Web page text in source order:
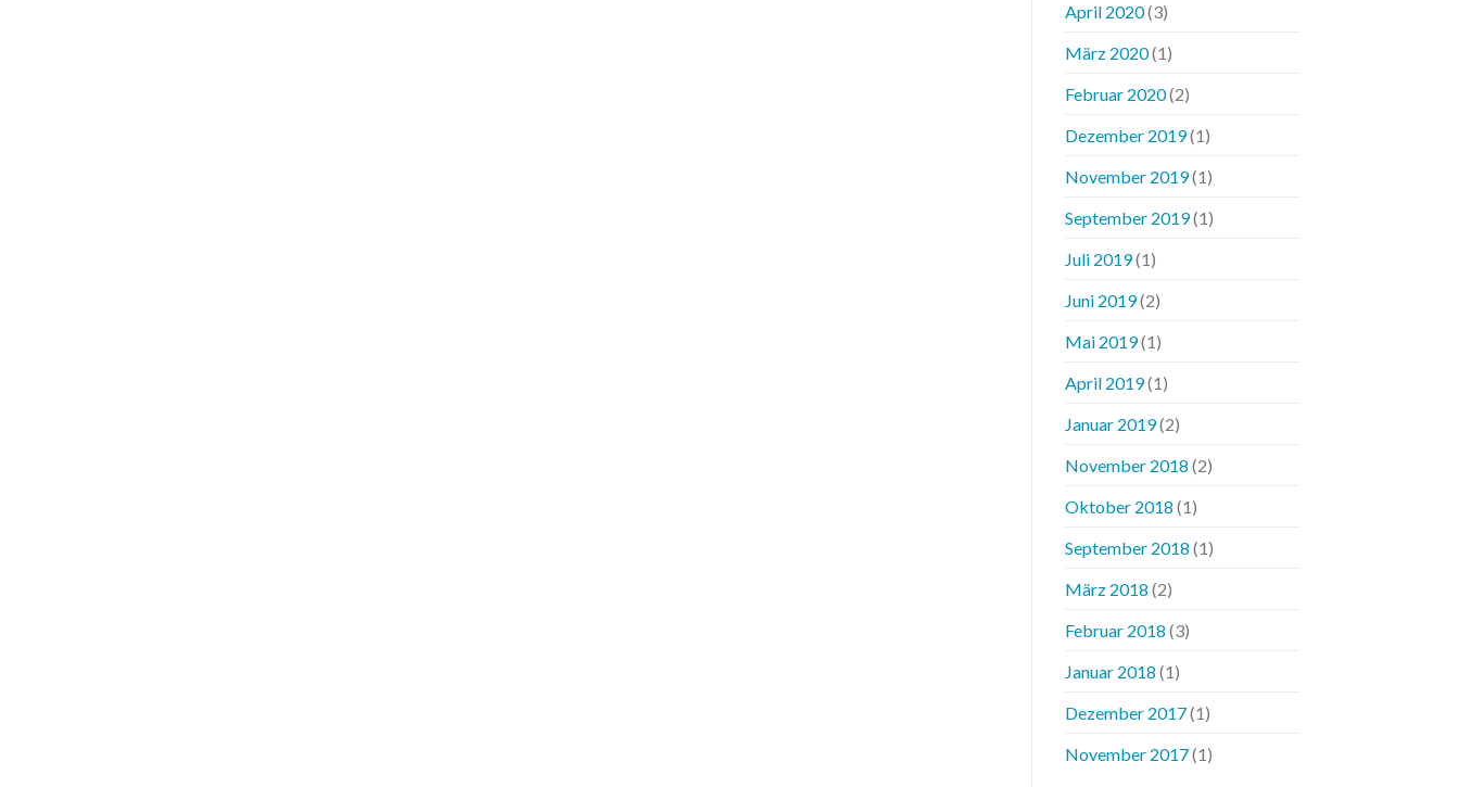
April 2020(3)
März 2020(1)
Februar 2020(2)
Dezember 2019(1)
November 2019(1)
September 2019(1)
Juli 2019(1)
Juni 2019(2)
Mai 2019(1)
April 2019(1)
Januar 2019(2)
November 2018 (2)
Oktober 2018 (1)
September 2018 (1)
März 2018 (2)
Februar 2018 (3)
Januar 2018 (1)
Dezember 2017(1)
November 2017(1)